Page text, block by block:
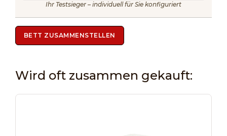
Ihr Testsieger – individuell für Sie konfiguriert
BETT ZUSAMMENSTELLEN
Wird oft zusammen gekauft: